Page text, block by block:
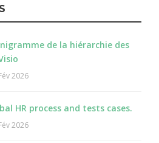
de la hiérarchie des
2026
HR process and tests cases.
2026